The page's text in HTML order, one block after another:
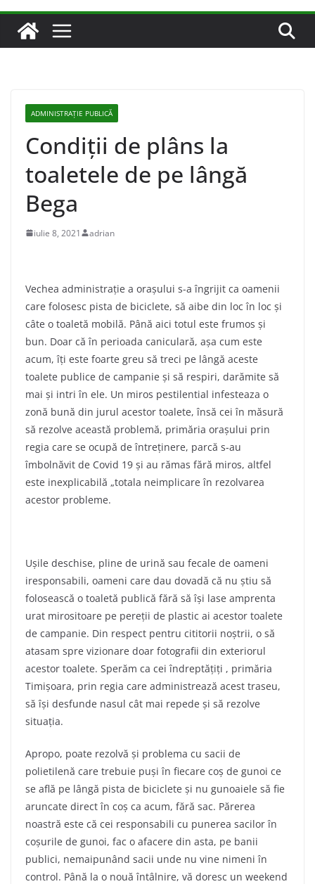
ADMINISTRAŢIE PUBLICĂ
Condiții de plâns la
toaletele de pe lângă
Bega
iulie 8, 2021 adrian
Vechea administrație a orașului s-a îngrijit ca oamenii
care folosesc pista de biciclete, să aibe din loc în loc și
câte o toaletă mobilă. Până aici totul este frumos și
bun. Doar că în perioada caniculară, așa cum este
acum, îți este foarte greu să treci pe lângă aceste
toalete publice de campanie și să respiri, darămite să
mai și intri în ele. Un miros pestilential infesteaza o
zonă bună din jurul acestor toalete, însă cei în măsură
să rezolve această problemă, primăria orașului prin
regia care se ocupă de întreținere, parcă s-au
îmbolnăvit de Covid 19 și au rămas fără miros, altfel
este inexplicabilă „totala neimplicare în rezolvarea
acestor probleme.
Ușile deschise, pline de urină sau fecale de oameni
iresponsabili, oameni care dau dovadă că nu știu să
folosească o toaletă publică fără să își lase amprenta
urat mirositoare pe pereții de plastic ai acestor toalete
de campanie. Din respect pentru cititorii noștrii, o să
atasam spre vizionare doar fotografii din exteriorul
acestor toalete. Sperăm ca cei îndreptățiți , primăria
Timișoara, prin regia care administrează acest traseu,
să își desfunde nasul cât mai repede și să rezolve
situația.
Apropo, poate rezolvă și problema cu sacii de
polietilenă care trebuie puși în fiecare coș de gunoi ce
se află pe lângă pista de biciclete și nu gunoaiele să fie
aruncate direct în coș ca acum, fără sac. Părerea
noastră este că cei responsabili cu punerea sacilor în
coșurile de gunoi, fac o afacere din asta, pe banii
publici, nemaipunând sacii unde nu vine nimeni în
control. Până la o nouă întâlnire, vă doresc un weekend